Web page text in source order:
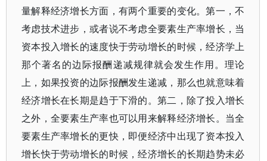
量解释经济增长方面，有两个重要的变化。第一，不
考虑技术进步，或者说不考虑全要素生产率增长，当
资本投入增长的速度快于劳动增长的时候，经济学上
那个著名的边际报酬递减规律就会发生作用。理论
上，如果投资的边际报酬发生递减，那么也就意味着
经济增长在长期是趋于下滑的。第二，除了投入增长
之外，全要素生产率也可以用来解释经济增长。当全
要素生产率增长的更快，即便经济中出现了资本投入
增长快于劳动增长的时候，经济增长的长期趋势未必